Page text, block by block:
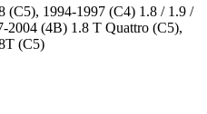
(C5), 1994-1997 (C4) 1.8 / 1.9 /
2004 (4B) 1.8 T Quattro (C5),
(C5)